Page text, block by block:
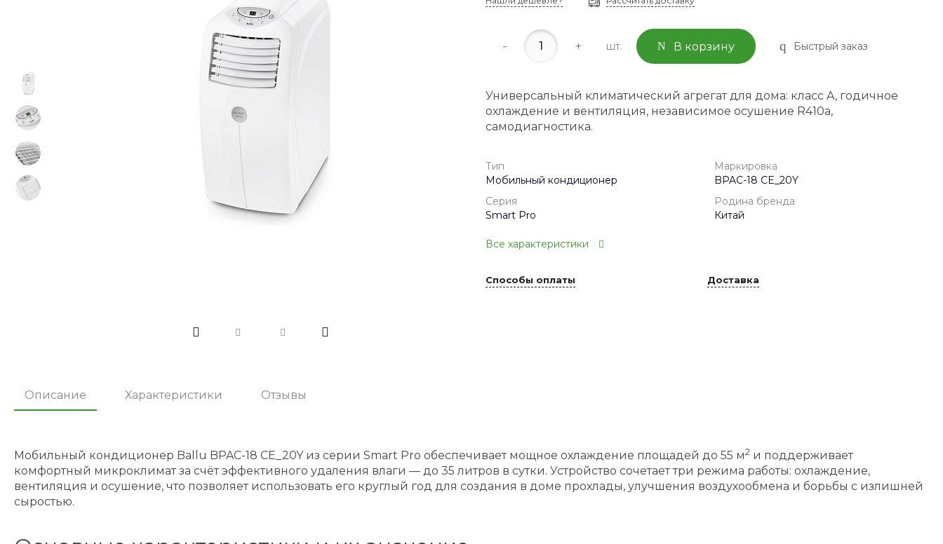
- + шт. В корзину Быстрый заказ
Универсальный климатический агрегат для дома: класс A, годичное
охлаждение и вентиляция, независимое осушение R410a,
самодиагностика.
Тип
Мобильный кондиционер
Маркировка
BPAC-18 CE_20Y
Серия
Smart Pro
Родина бренда
Китай
Все характеристики
Способы оплаты Доставка
Описание Характеристики Отзывы
Мобильный кондиционер Ballu BPAC-18 CE_20Y из серии Smart Pro обеспечивает мощное охлаждение площадей до 55 м2 и поддерживает
комфортный микроклимат за счёт эффективного удаления влаги — до 35 литров в сутки. Устройство сочетает три режима работы: охлаждение,
вентиляция и осушение, что позволяет использовать его круглый год для создания в доме прохлады, улучшения воздухообмена и борьбы с излишней
сыростью.